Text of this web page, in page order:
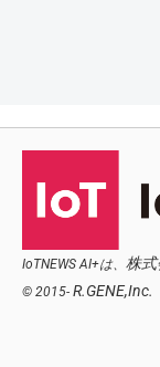
IoTNEWS AI+は、 株式
© 2015- R.GENE,Inc.